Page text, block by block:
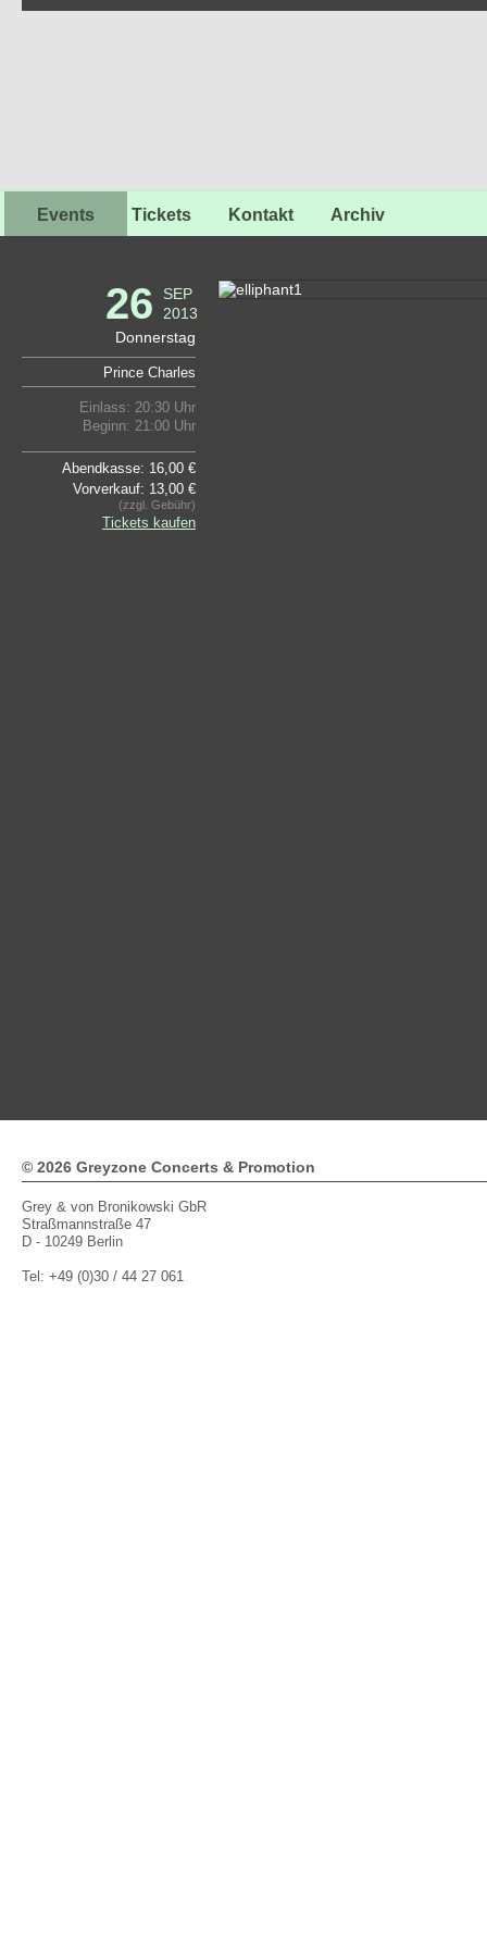
Events Tickets Kontakt Archiv
26
SEP
2013
Donnerstag
Prince Charles
Einlass: 20:30 Uhr
Beginn: 21:00 Uhr
Abendkasse: 16,00 €
Vorverkauf: 13,00 €
(zzgl. Gebühr)
Tickets kaufen
© 2026 Greyzone Concerts & Promotion
Grey & von Bronikowski GbR
Straßmannstraße 47
D - 10249 Berlin
Tel: +49 (0)30 / 44 27 061